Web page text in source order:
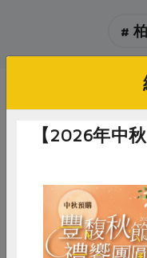
#
你可
【2026年中